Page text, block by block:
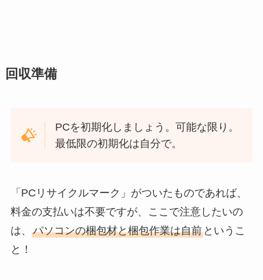
回収準備
PCを初期化しましょう。可能な限り。
最低限の初期化は自分で。
「PCリサイクルマーク」がついたものであれば、
料金の支払いは不要ですが、ここで注意したいの
は、 パソコンの梱包材と梱包作業は自前というこ
と！